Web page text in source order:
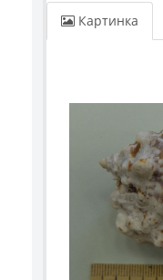
Картинка